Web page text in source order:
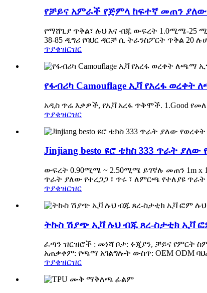
የቻይና አምራች የጅምላ ከፍተኛ መጠን
የማሸጊያ ጥቅል፣ ሉህ እና ብጁ ውፍረት 1.0ሚሜ-25
38-85 ዲግሪ የባህር ዳርቻ ሲ ትራንስፖርት ጥቅል 20
ጥያቄዝርዝር
የፋብሪካ Camouflage ኢቫ የአረፋ
አዲስ ጥሬ እቃዎች, የኢቫ አረፋ ጥቅሞች. 1.Good
ጥያቄዝርዝር
Jinjiang besto ዩሮ ቴክስ 333 ጥራት ያለው
ውፍረት 0.90ሚሜ ~ 2.50ሚሜ ይገኛሉ መጠን 1m x
ጥራት ያለው የተረጋጋ ፣ ጥሩ ፣ ለምርጫ የተለያዩ ጥራት
ጥያቄዝርዝር
ትኩስ ሽያጭ ኢቫ ሉህ ብጁ ጸረ-ስታቲክ ኢቫ
ፈጣን ዝርዝሮች : መነሻ ቦታ: ፉጂያን, ቻይና የምርት
አጠቃቀም: የጫማ አገልግሎት ውስጥ: OEM ODM
ጥያቄዝርዝር